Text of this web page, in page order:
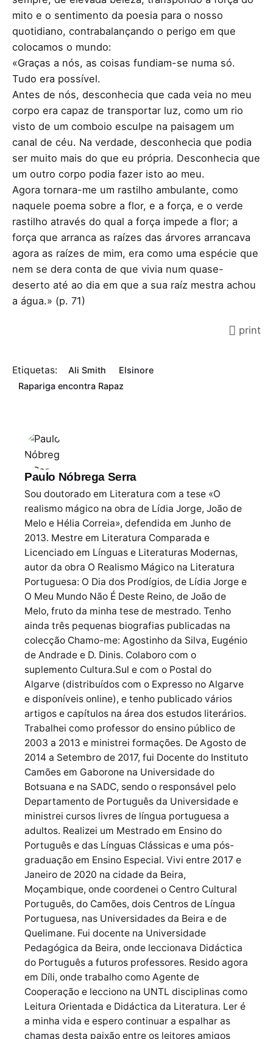
mito e o sentimento da poesia para o nosso
quotidiano, contrabalançando o perigo em que
colocamos o mundo:
«Graças a nós, as coisas fundiam-se numa só.
Tudo era possível.
Antes de nós, desconhecia que cada veia no meu
corpo era capaz de transportar luz, como um rio
visto de um comboio esculpe na paisagem um
canal de céu. Na verdade, desconhecia que podia
ser muito mais do que eu própria. Desconhecia que
um outro corpo podia fazer isto ao meu.
Agora tornara-me um rastilho ambulante, como
naquele poema sobre a flor, e a força, e o verde
rastilho através do qual a força impede a flor; a
força que arranca as raízes das árvores arrancava
agora as raízes de mim, era como uma espécie que
nem se dera conta de que vivia num quase-
deserto até ao dia em que a sua raíz mestra achou
a água.» (p. 71)
print
Etiquetas: Ali Smith
Elsinore
Rapariga encontra Rapaz
Paulo Nóbrega Serra
Sou doutorado em Literatura com a tese «O
realismo mágico na obra de Lídia Jorge, João de
Melo e Hélia Correia», defendida em Junho de
2013. Mestre em Literatura Comparada e
Licenciado em Línguas e Literaturas Modernas,
autor da obra O Realismo Mágico na Literatura
Portuguesa: O Dia dos Prodígios, de Lídia Jorge e
O Meu Mundo Não É Deste Reino, de João de
Melo, fruto da minha tese de mestrado. Tenho
ainda três pequenas biografias publicadas na
colecção Chamo-me: Agostinho da Silva, Eugénio
de Andrade e D. Dinis. Colaboro com o
suplemento Cultura.Sul e com o Postal do
Algarve (distribuídos com o Expresso no Algarve
e disponíveis online), e tenho publicado vários
artigos e capítulos na área dos estudos literários.
Trabalhei como professor do ensino público de
2003 a 2013 e ministrei formações. De Agosto de
2014 a Setembro de 2017, fui Docente do Instituto
Camões em Gaborone na Universidade do
Botsuana e na SADC, sendo o responsável pelo
Departamento de Português da Universidade e
ministrei cursos livres de língua portuguesa a
adultos. Realizei um Mestrado em Ensino do
Português e das Línguas Clássicas e uma pós-
graduação em Ensino Especial. Vivi entre 2017 e
Janeiro de 2020 na cidade da Beira,
Moçambique, onde coordenei o Centro Cultural
Português, do Camões, dois Centros de Língua
Portuguesa, nas Universidades da Beira e de
Quelimane. Fui docente na Universidade
Pedagógica da Beira, onde leccionava Didáctica
do Português a futuros professores. Resido agora
em Díli, onde trabalho como Agente de
Cooperação e lecciono na UNTL disciplinas como
Leitura Orientada e Didáctica da Literatura. Ler é
a minha vida e espero continuar a espalhar as
chamas desta paixão entre os leitores amigos